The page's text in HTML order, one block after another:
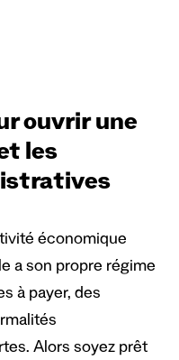
ouvrir une
les
économique
a son propre régime
à payer, des
Alors soyez prêt